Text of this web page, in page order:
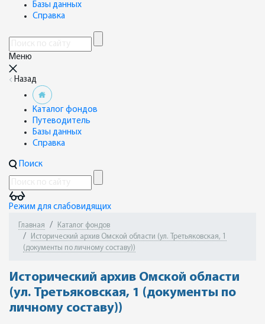
Базы данных
Справка
Меню
Назад
Каталог фондов
Путеводитель
Базы данных
Справка
Поиск
Режим для слабовидящих
Главная
Каталог фондов
Исторический архив Омской области (ул. Третьяковская, 1
(документы по личному составу))
Исторический архив Омской области
(ул. Третьяковская, 1 (документы по
личному составу))